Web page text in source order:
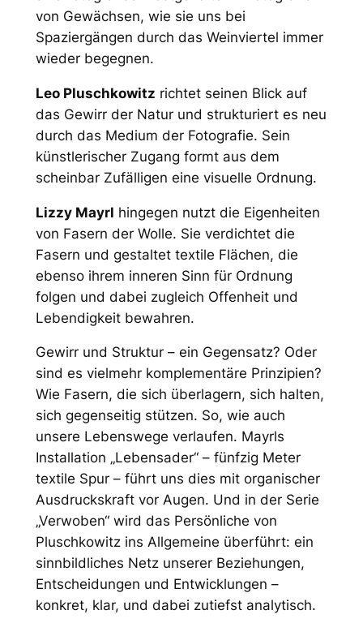
von Gewächsen, wie sie uns bei
Spaziergängen durch das Weinviertel immer
wieder begegnen.
Leo Pluschkowitz richtet seinen Blick auf
das Gewirr der Natur und strukturiert es neu
durch das Medium der Fotografie. Sein
künstlerischer Zugang formt aus dem
scheinbar Zufälligen eine visuelle Ordnung.
Lizzy Mayrl hingegen nutzt die Eigenheiten
von Fasern der Wolle. Sie verdichtet die
Fasern und gestaltet textile Flächen, die
ebenso ihrem inneren Sinn für Ordnung
folgen und dabei zugleich Offenheit und
Lebendigkeit bewahren.
Gewirr und Struktur – ein Gegensatz? Oder
sind es vielmehr komplementäre Prinzipien?
Wie Fasern, die sich überlagern, sich halten,
sich gegenseitig stützen. So, wie auch
unsere Lebenswege verlaufen. Mayrls
Installation „Lebensader“ – fünfzig Meter
textile Spur – führt uns dies mit organischer
Ausdruckskraft vor Augen. Und in der Serie
„Verwoben“ wird das Persönliche von
Pluschkowitz ins Allgemeine überführt: ein
sinnbildliches Netz unserer Beziehungen,
Entscheidungen und Entwicklungen –
konkret, klar, und dabei zutiefst analytisch.